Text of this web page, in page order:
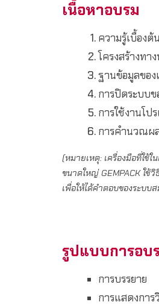
เนื้อหาอบรม
ความรู้เบื้องต้
โครงสร้างทา
ฐานข้อมูลของ
การปิดระบบ
การใช้งานโป
การคำนวณผ
(หมายเหตุ: เครื่องมือที่ใช้
ขนาดใหญ่ GEMPACK ใช้
เพื่อให้ได้คำตอบของระบบ
รูปแบบการอบ
การบรรยาย
การแสดงการ